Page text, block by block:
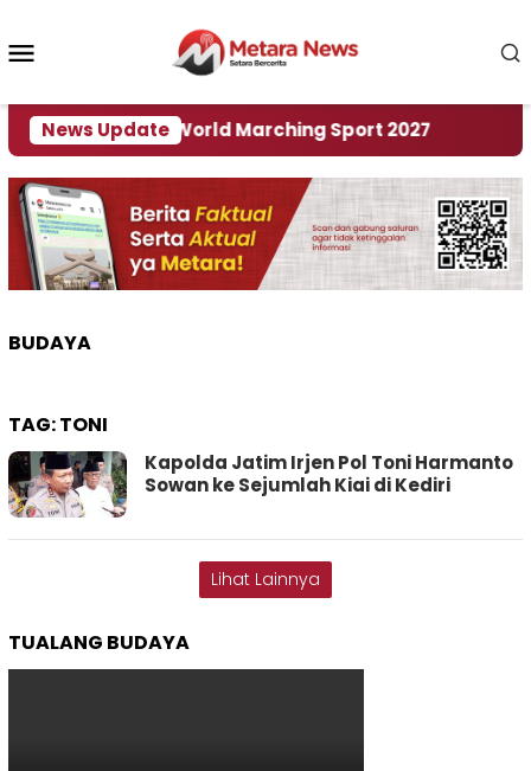
konten
News Update
Rumah World Marching Sport 2027
BUDAYA
TAG:TONI
Kapolda Jatim Irjen Pol Toni Harmanto
Sowan ke Sejumlah Kiai di Kediri
Lihat Lainnya
TUALANG BUDAYA